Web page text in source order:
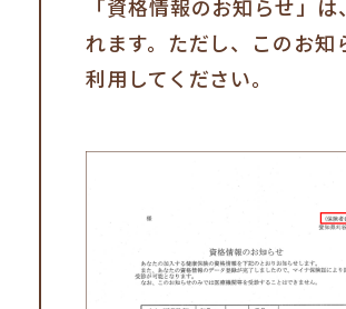
「資格情報のお知らせ」
れます。ただし、このお
利用してください。